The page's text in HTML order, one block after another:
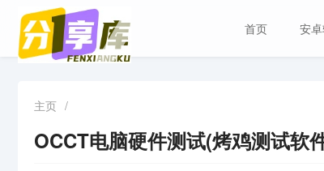
首页 安
主页 /
OCCT电脑硬件测试(烤鸡测试软